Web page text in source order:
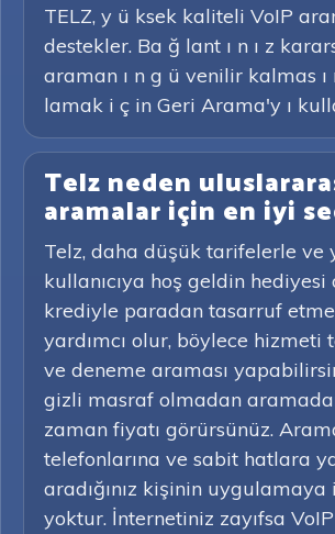
TELZ, y ü ksek kaliteli VoIP
destekler. Ba ğ lant ı n ı z
araman ı n g ü venilir kalmas ı
lamak i ç in Geri Arama'y ı
Telz neden
aramalar için en iyi
Telz, daha düşük tarifelerle ve
kullanıcıya hoş geldin hediyesi
krediyle paradan tasarruf
yardımcı olur, böylece hizmeti
ve deneme araması
gizli masraf olmadan
zaman fiyatı görürsünüz.
telefonlarına ve sabit hatlara
aradığınız kişinin uygulamaya
yoktur. İnternetiniz zayıfsa